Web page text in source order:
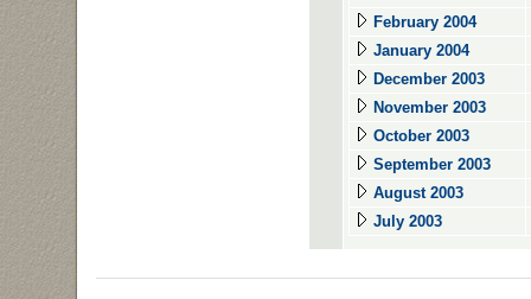
February 2004
January 2004
December 2003
November 2003
October 2003
September 2003
August 2003
July 2003